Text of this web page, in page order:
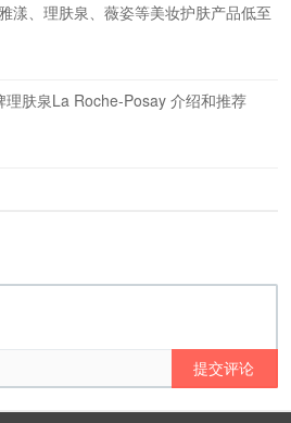
漾、理肤泉、薇姿等美妆护肤产品低至
理肤泉La Roche-Posay 介绍和推荐
提交评论